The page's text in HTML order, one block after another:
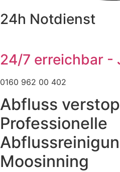
24h Notdienst
24/7 erreichbar -
0160 962 00 402
Abfluss
Professionelle
Moosinning